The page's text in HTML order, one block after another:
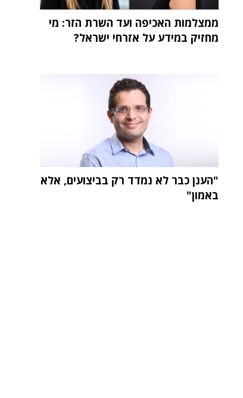
ממצלמות האכיפה ועד השרת הזר: מי
מחזיק במידע על אזרחי ישראל?
"הענן כבר לא נמדד רק בביצועים, אלא
באמון"